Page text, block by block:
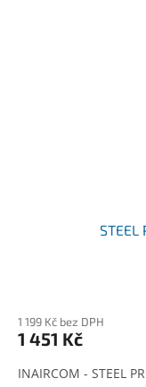
STEEL
1 199 Kč bez DPH
1 451 Kč
INAIRCOM - STEEL